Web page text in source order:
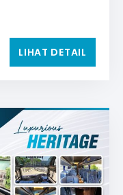
Seat
LIHAT DETAIL